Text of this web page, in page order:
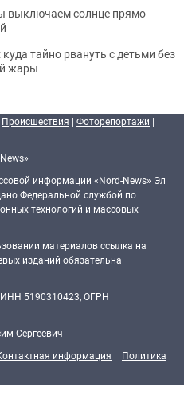
выключаем солнце прямо
тайно рвануть с детьми без
жары
Происшествия | Фоторепортажи |
информации «Nord-News» Эл
Федеральной службой по
технологий и массовых
материалов ссылка на
изданий обязательна
5190310423, ОГРН
Сергеевич
информация
Политика